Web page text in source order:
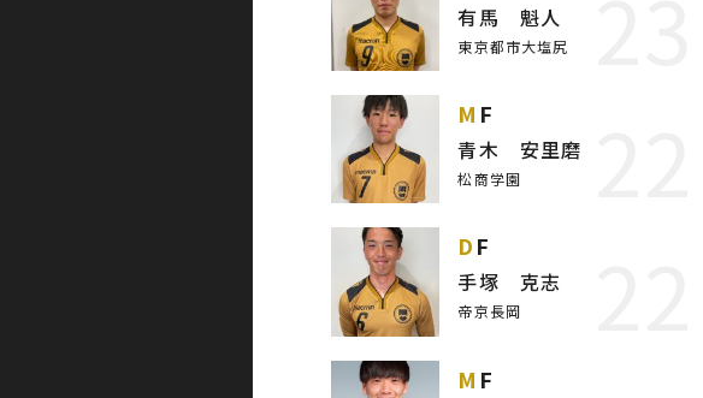
有馬 魁人
東京都市大塩尻
MF
青木 安里磨
松商学園
DF
手塚 克志
帝京長岡
MF